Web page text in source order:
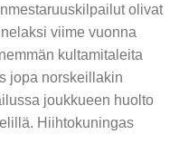
olivat
viime vuonna
kultamitaleita
jopa norskeillakin
joukkueen huolto
Hiihtokuningas